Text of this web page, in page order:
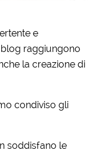
e
blog raggiungono
la creazione di
condiviso gli
soddisfano le